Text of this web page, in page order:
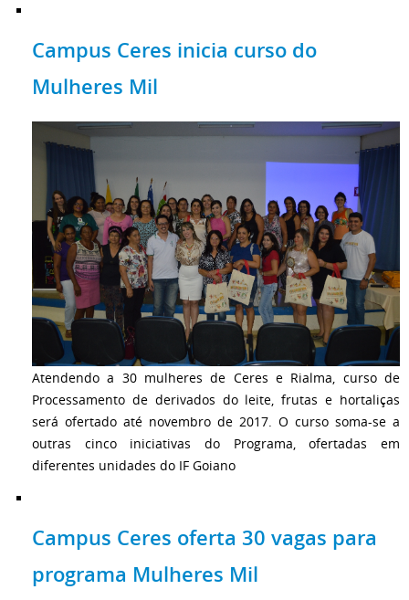
Campus Ceres inicia curso do
Mulheres Mil
Atendendo a 30 mulheres de Ceres e Rialma, curso de
Processamento de derivados do leite, frutas e hortaliças
será ofertado até novembro de 2017. O curso soma-se a
outras cinco iniciativas do Programa, ofertadas em
diferentes unidades do IF Goiano
Campus Ceres oferta 30 vagas para
programa Mulheres Mil